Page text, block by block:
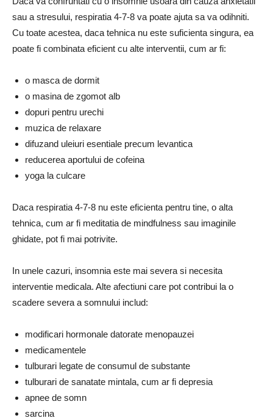
sau a stresului, respiratia 4-7-8 va poate ajuta sa va odihniti.
Cu toate acestea, daca tehnica nu este suficienta singura, ea
poate fi combinata eficient cu alte interventii, cum ar fi:
o masca de dormit
o masina de zgomot alb
dopuri pentru urechi
muzica de relaxare
difuzand uleiuri esentiale precum levantica
reducerea aportului de cofeina
yoga la culcare
Daca respiratia 4-7-8 nu este eficienta pentru tine, o alta
tehnica, cum ar fi meditatia de mindfulness sau imaginile
ghidate, pot fi mai potrivite.
In unele cazuri, insomnia este mai severa si necesita
interventie medicala. Alte afectiuni care pot contribui la o
scadere severa a somnului includ:
modificari hormonale datorate menopauzei
medicamentele
tulburari legate de consumul de substante
tulburari de sanatate mintala, cum ar fi depresia
apnee de somn
sarcina